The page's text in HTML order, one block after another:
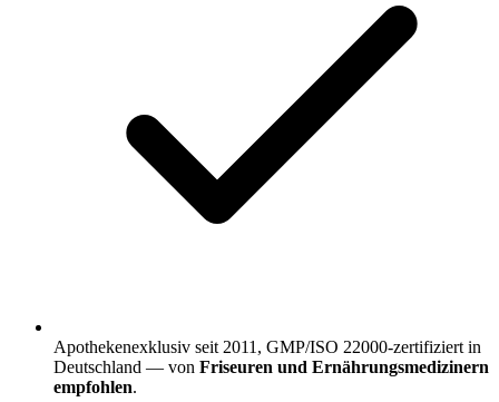
Apothekenexklusiv seit 2011, GMP/ISO 22000-zertifiziert in
Deutschland — von Friseuren und Ernährungsmedizinern
empfohlen.